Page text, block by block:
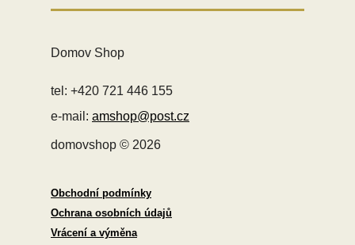
Domov Shop
tel: +420 721 446 155
e-mail: amshop@post.cz
domovshop © 2026
Obchodní podmínky
Ochrana osobních údajů
Vrácení a výměna